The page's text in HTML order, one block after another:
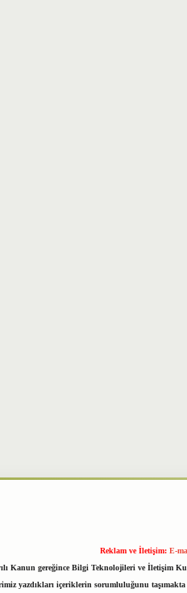
Reklam ve İletişim: E-
Kanun gereğince Bilgi Teknolojileri ve İletişim
yazdıkları içeriklerin sorumluluğunu